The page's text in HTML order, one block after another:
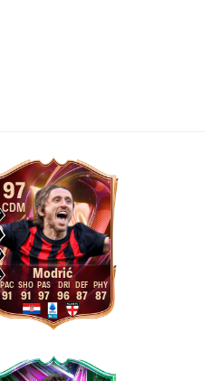
97
CDM
Modrić
91 91 97 96 87 87